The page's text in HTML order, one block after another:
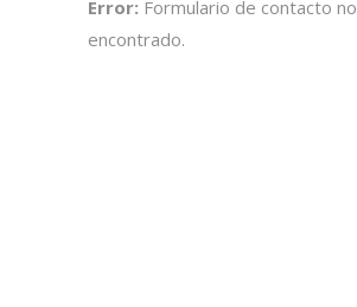
Error: Formulario de contacto no
encontrado.